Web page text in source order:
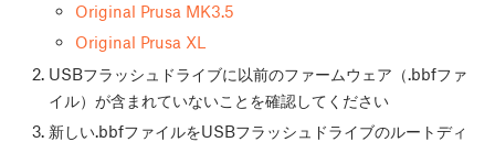
Original Prusa MK3.5
Original Prusa XL
USBフラッシュドライブに以前のファームウェア（.bbfファ
イル）が含まれていないことを確認してください
新しい.bbfファイルをUSBフラッシュドライブのルートディ